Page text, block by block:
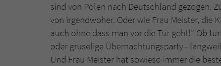
sind von Polen nach Deutschland gezogen.
von irgendwoher. Oder wie Frau Meister, die
auch ohne dass man vor die Tür geht!" Ob
oder gruselige Übernachtungsparty -
Und Frau Meister hat sowieso immer die